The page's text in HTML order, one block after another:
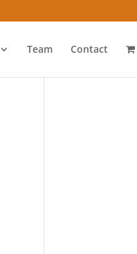
Team Contact